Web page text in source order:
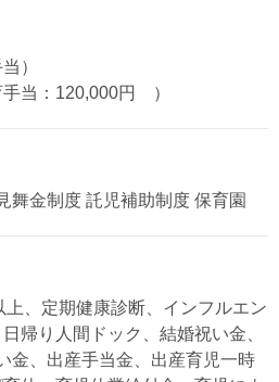
）
当：120,000円 ）
舞金制度 託児補助制度 保育園
、定期健康診断、インフルエン
帰り人間ドック、結婚祝い金、
金、出産手当金、出産育児一時